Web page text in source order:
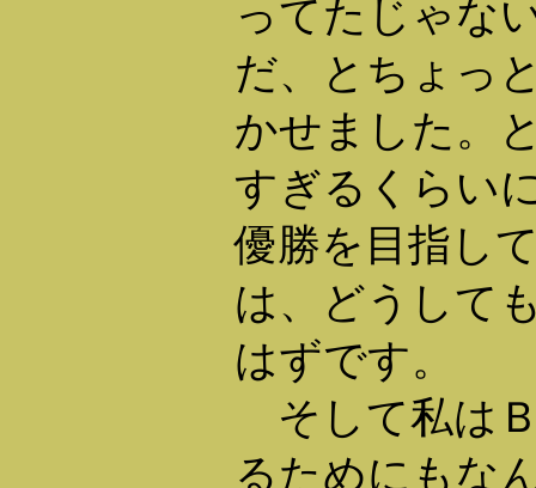
ってたじゃな
だ、とちょっ
かせました。
すぎるくらい
優勝を目指し
は、どうして
はずです。
そして私は
るためにもな